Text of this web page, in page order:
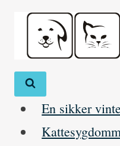
content
En sikker